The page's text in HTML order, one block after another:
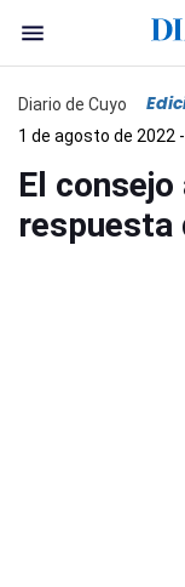
Diario de Cuyo
1 de agosto de 2022
El
respuesta